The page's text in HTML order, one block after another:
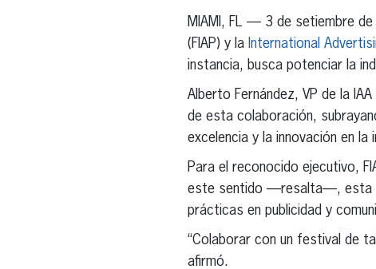
MIAMI, FL — 3 de setiembre
(FIAP) y la International
instancia, busca potenciar la
Alberto Fernández, VP de la
de esta colaboración,
excelencia y la innovación en la
Para el reconocido ejecutivo,
este sentido —resalta—, esta
prácticas en publicidad y
“Colaborar con un festival de
afirmó.